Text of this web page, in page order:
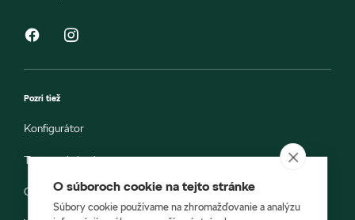
Pozri tiež
Konfigurátor
Testovacia jazda
Objednávka do servisu
O súboroch cookie na tejto stránke
Súbory cookie používame na zhromažďovanie a analýzu